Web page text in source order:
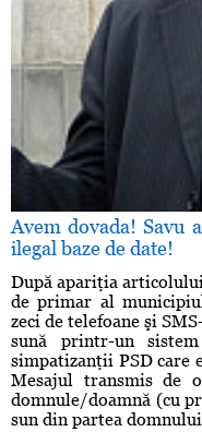
Avem dovada! Savu
ilegal baze de date!
După apariţia
de primar al
zeci de telefoane şi
sună printr-un
simpatizanţii PSD care
Mesajul transmis de
domnule/doamnă (cu
sun din partea